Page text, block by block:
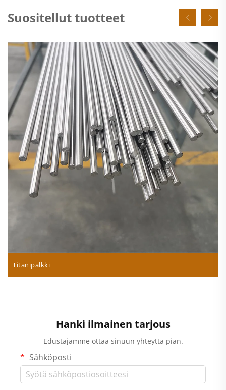
Suositellut tuotteet
Titanipalkki
Hanki ilmainen tarjous
Edustajamme ottaa sinuun yhteyttä pian.
Sähköposti